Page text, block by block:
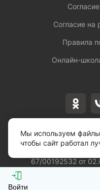
Войти
Лицензия
67/00192532 от
Согласие
Правила
Онлайн-
Мы используем
чтобы сайт работал